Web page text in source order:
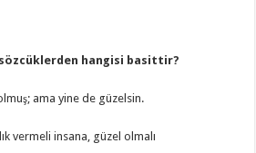
sözcüklerden hangisi basittir?
ama yine de güzelsin.
vermeli insana, güzel olmalı